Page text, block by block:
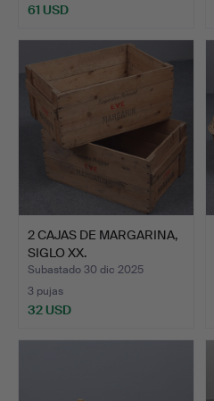
61 USD
2 CAJAS DE MARGARINA,
SIGLO XX.
Subastado 30 dic 2025
3 pujas
32 USD